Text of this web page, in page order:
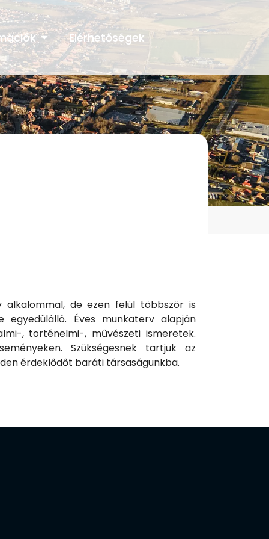
Elérhetőségek
alkalommal, de ezen felül többször is
Éves munkaterv alapján
, történelmi-, művészeti ismeretek.
Szükségesnek tartjuk az
érdeklődőt baráti társaságunkba.